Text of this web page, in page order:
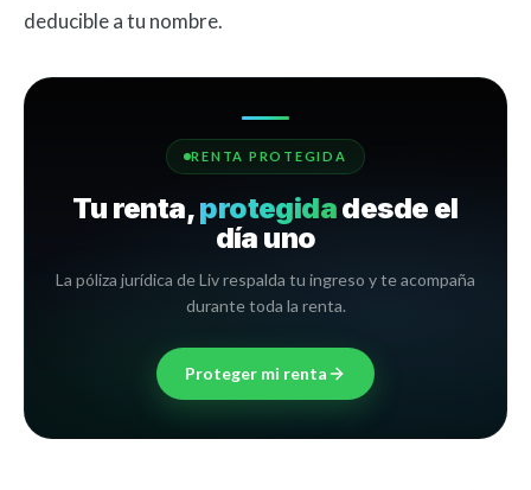
deducible a tu nombre.
RENTA PROTEGIDA
Tu renta,protegidadesde el
día uno
La póliza jurídica de Liv respalda tu ingreso y te acompaña
durante toda la renta.
Proteger mi renta